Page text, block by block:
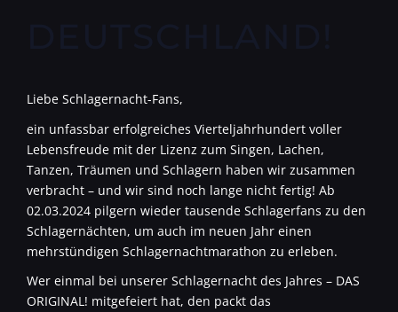
Liebe Schlagernacht-Fans,
ein unfassbar erfolgreiches Vierteljahrhundert voller
Lebensfreude mit der Lizenz zum Singen, Lachen,
Tanzen, Träumen und Schlagern haben wir zusammen
verbracht – und wir sind noch lange nicht fertig! Ab
02.03.2024 pilgern wieder tausende Schlagerfans zu den
Schlagernächten, um auch im neuen Jahr einen
mehrstündigen Schlagernachtmarathon zu erleben.
Wer einmal bei unserer Schlagernacht des Jahres – DAS
ORIGINAL! mitgefeiert hat, den packt das